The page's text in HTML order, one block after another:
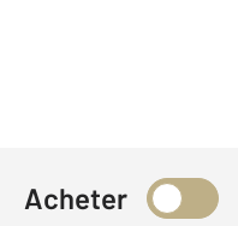
Acheter